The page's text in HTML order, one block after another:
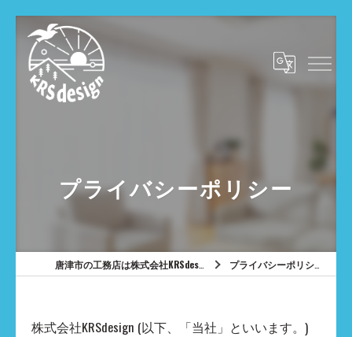
プライバシーポリシー
プライバシーポリシー
株式会社KRSdesign (以下、「当社」といいます。)